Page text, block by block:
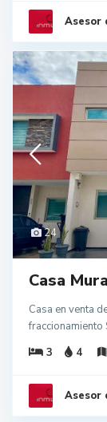
Asesor
24
Casa
Casa en venta
fraccionamiento
3
4
Asesor